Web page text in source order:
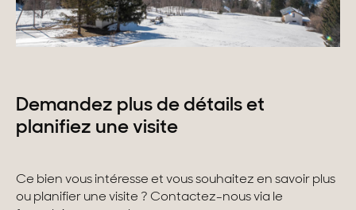
Demandez plus de détails et
planifiez une visite
Ce bien vous intéresse et vous souhaitez en savoir plus
ou planifier une visite ? Contactez-nous via le